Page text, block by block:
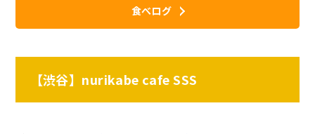
食べログ
【渋谷】nurikabe cafe SSS